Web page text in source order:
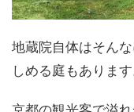
地蔵院自体はそん
しめる庭もあります